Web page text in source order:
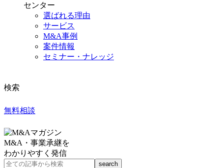
センター
選ばれる理由
サービス
M&A事例
案件情報
セミナー・ナレッジ
検索
無料相談
M&A・事業承継を
わかりやすく発信